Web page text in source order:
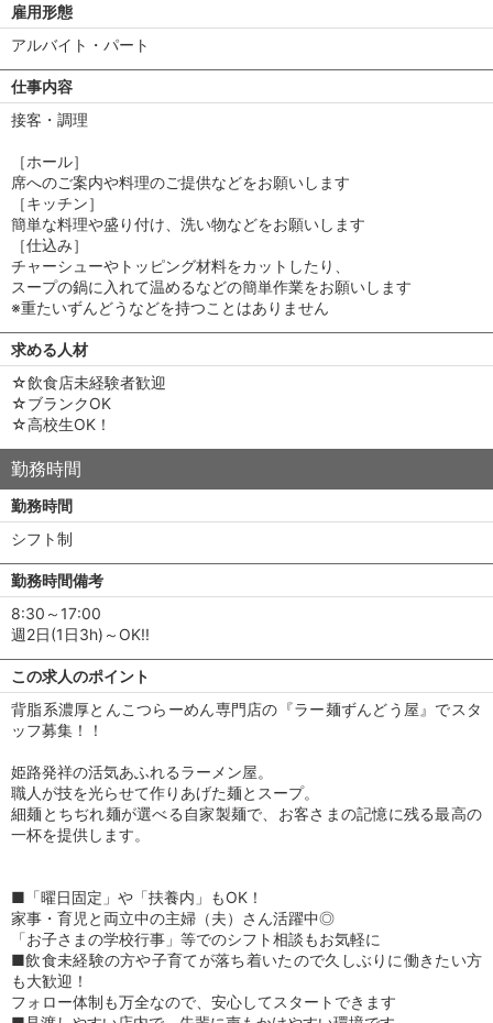
雇用形態
アルバイト・パート
仕事内容
接客・調理
［ホール］
席へのご案内や料理のご提供などをお願いします
［キッチン］
簡単な料理や盛り付け、洗い物などをお願いします
［仕込み］
チャーシューやトッピング材料をカットしたり、
スープの鍋に入れて温めるなどの簡単作業をお願いします
※重たいずんどうなどを持つことはありません
求める人材
☆飲食店未経験者歓迎
☆ブランクOK
☆高校生OK！
勤務時間
勤務時間
シフト制
勤務時間備考
8:30～17:00
週2日(1日3h)～OK!!
この求人のポイント
背脂系濃厚とんこつらーめん専門店の『ラー麺ずんどう屋』でスタ
ッフ募集！！
姫路発祥の活気あふれるラーメン屋。
職人が技を光らせて作りあげた麺とスープ。
細麺とちぢれ麺が選べる自家製麺で、お客さまの記憶に残る最高の
一杯を提供します。
■「曜日固定」や「扶養内」もOK！
家事・育児と両立中の主婦（夫）さん活躍中◎
「お子さまの学校行事」等でのシフト相談もお気軽に
■飲食未経験の方や子育てが落ち着いたので久しぶりに働きたい方
も大歓迎！
フォロー体制も万全なので、安心してスタートできます